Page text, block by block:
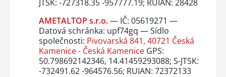
JTSK: -727318.35 -957777.19; RUIAN: 28428
AMETALTOP s.r.o.— IČ: 05619271 —
Datová schránka: upf74gq — Sídlo
společnosti: Pivovarská 841, 40721 Česká
Kamenice - Česká KameniceGPS:
50.798692142346, 14.41459293088; S-JTSK:
-732491.62 -964576.56; RUIAN: 72372133